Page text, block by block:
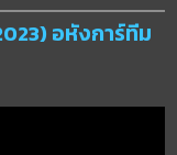
อหังการ์ทีม